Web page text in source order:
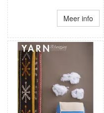
Meer info